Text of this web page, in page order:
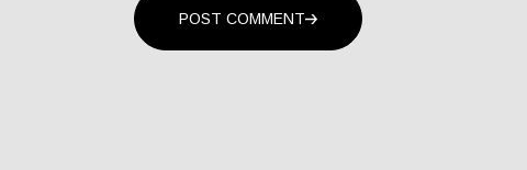
POST COMMENT